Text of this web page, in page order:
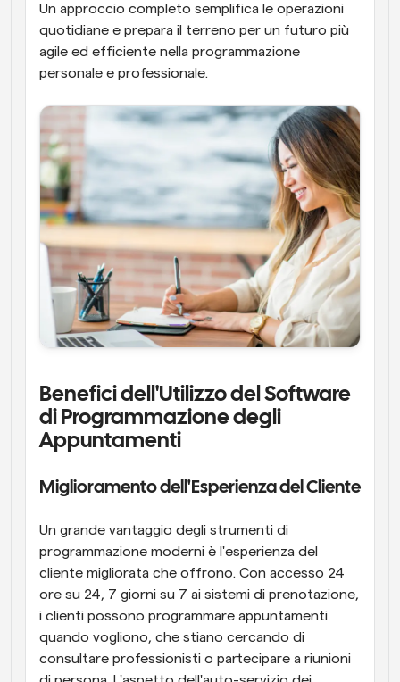
Un approccio completo semplifica le operazioni
quotidiane e prepara il terreno per un futuro più
agile ed efficiente nella programmazione
personale e professionale.
Benefici dell'Utilizzo del Software
di Programmazione degli
Appuntamenti
Miglioramento dell'Esperienza del Cliente
Un grande vantaggio degli strumenti di
programmazione moderni è l'esperienza del
cliente migliorata che offrono. Con accesso 24
ore su 24, 7 giorni su 7 ai sistemi di prenotazione,
i clienti possono programmare appuntamenti
quando vogliono, che stiano cercando di
consultare professionisti o partecipare a riunioni